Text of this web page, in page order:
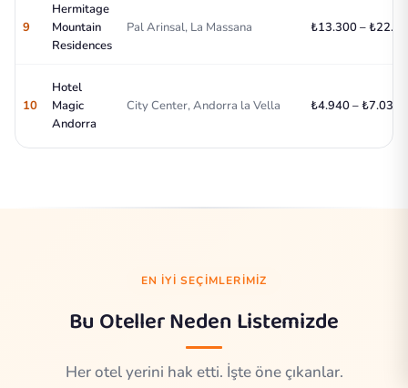
9
Hermitage
Mountain
Residences
Pal Arinsal, La Massana ₺13.300 –
10
Hotel
Magic
Andorra
City Center, Andorra la Vella ₺4.940 – ₺7.030/
EN İYI SEÇIMLERIMIZ
Bu Oteller Neden Listemizde
Her otel yerini hak etti. İşte öne çıkanlar.